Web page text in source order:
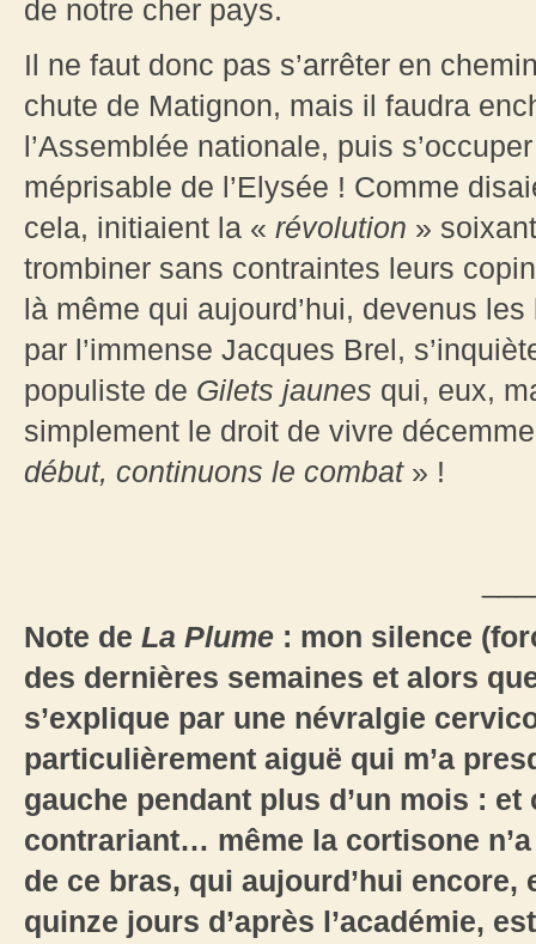
de notre cher pays.
Il ne faut donc pas s’arrêter en
chute de Matignon, mais il faudra
l’Assemblée nationale, puis
méprisable de l’Elysée ! Comme
cela, initiaient la « révolution »
trombiner sans contraintes leurs
là même qui aujourd’hui, devenus
par l’immense Jacques Brel,
populiste de Gilets jaunes qui, eux,
simplement le droit de vivre
début, continuons le combat» !
Note de La Plume : mon silence
des dernières semaines et alors
s’explique par une névralgie
particulièrement aiguë qui m’a
gauche pendant plus d’un mois :
contrariant… même la cortisone
de ce bras, qui aujourd’hui
quinze jours d’après l’académie,